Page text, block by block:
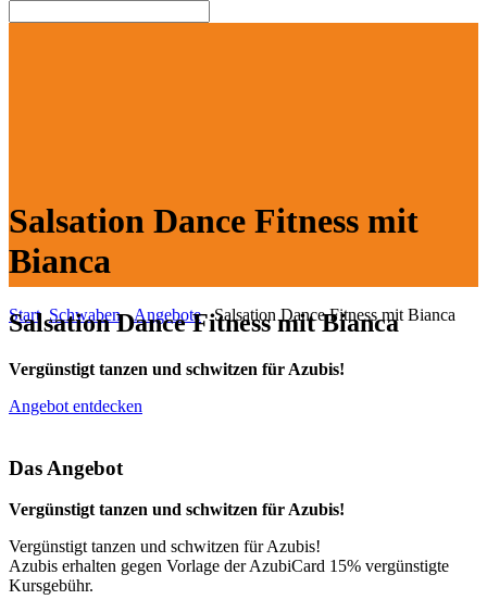
Salsation Dance Fitness mit
Bianca
Start Schwaben Angebote Salsation Dance Fitness mit Bianca
Salsation Dance Fitness mit Bianca
Vergünstigt tanzen und schwitzen für Azubis!
Angebot entdecken
Das Angebot
Vergünstigt tanzen und schwitzen für Azubis!
Vergünstigt tanzen und schwitzen für Azubis!
Azubis erhalten gegen Vorlage der AzubiCard 15% vergünstigte
Kursgebühr.